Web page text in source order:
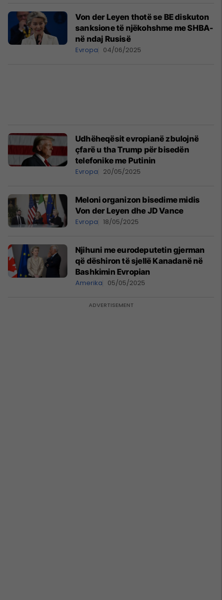
Von der Leyen thotë se BE diskuton
sanksione të njëkohshme me SHBA-
në ndaj Rusisë
Evropa 04/06/2025
Udhëheqësit evropianë zbulojnë
çfarë u tha Trump për bisedën
telefonike me Putinin
Evropa 20/05/2025
Meloni organizon bisedime midis
Von der Leyen dhe JD Vance
Evropa 18/05/2025
Njihuni me eurodeputetin gjerman
që dëshiron të sjellë Kanadanë në
Bashkimin Evropian
Amerika 05/05/2025